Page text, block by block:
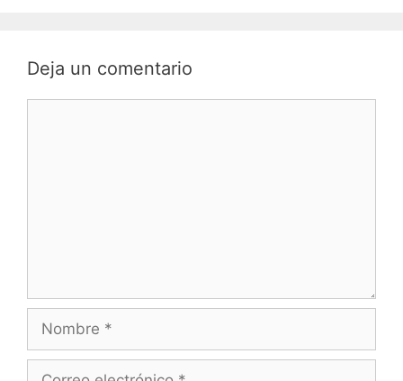
Deja un comentario